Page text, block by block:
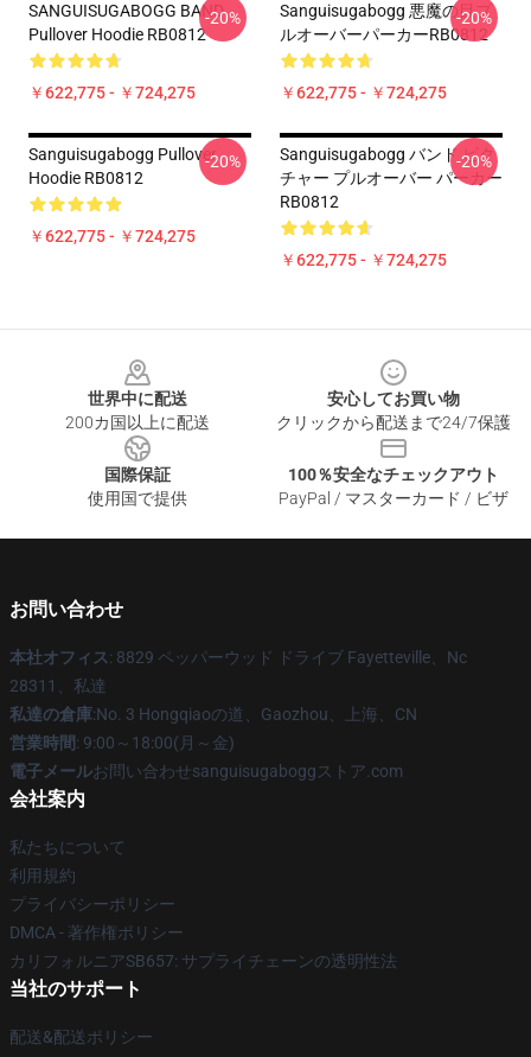
SANGUISUGABOGG BAND
Pullover Hoodie RB0812
￥622,775 - ￥724,275
-20%
Sanguisugabogg 悪魔の目プ
ルオーバーパーカーRB0812
￥622,775 - ￥724,275
-20%
Sanguisugabogg Pullover
Hoodie RB0812
￥622,775 - ￥724,275
-20%
Sanguisugabogg バンド ピク
チャー プルオーバー パーカー
RB0812
￥622,775 - ￥724,275
-20%
世界中に配送
200カ国以上に配送
安心してお買い物
クリックから配送まで24/7保護
国際保証
使用国で提供
100％安全なチェックアウト
PayPal / マスターカード / ビザ
お問い合わせ
本社オフィス: 8829 ペッパーウッド ドライブ Fayetteville、Nc
28311、私達
私達の倉庫:No. 3 Hongqiaoの道、Gaozhou、上海、CN
営業時間: 9:00～18:00(月～金)
電子メールお問い合わせsanguisugaboggストア.com
会社案内
私たちについて
利用規約
プライバシーポリシー
DMCA - 著作権ポリシー
カリフォルニアSB657: サプライチェーンの透明性法
当社のサポート
配送&配送ポリシー